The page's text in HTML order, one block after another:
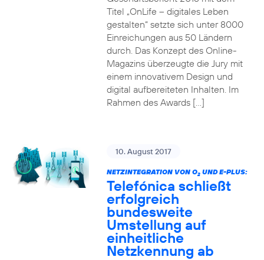
Titel „OnLife – digitales Leben
gestalten“ setzte sich unter 8000
Einreichungen aus 50 Ländern
durch. Das Konzept des Online-
Magazins überzeugte die Jury mit
einem innovativem Design und
digital aufbereiteten Inhalten. Im
Rahmen des Awards […]
10. August 2017
NETZINTEGRATION VON O2UND E-PLUS:
Telefónica schließt
erfolgreich
bundesweite
Umstellung auf
einheitliche
Netzkennung ab